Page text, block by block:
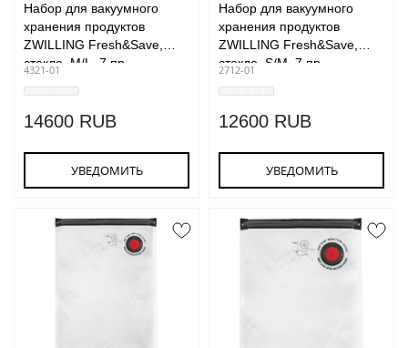
Набор для вакуумного
хранения продуктов
ZWILLING Fresh&Save,
стекло, M/L, 7 пр.
4321-01
14600 RUB
УВЕДОМИТЬ
Набор для вакуумного
хранения продуктов
ZWILLING Fresh&Save,
стекло, S/M, 7 пр.
2712-01
12600 RUB
УВЕДОМИТЬ